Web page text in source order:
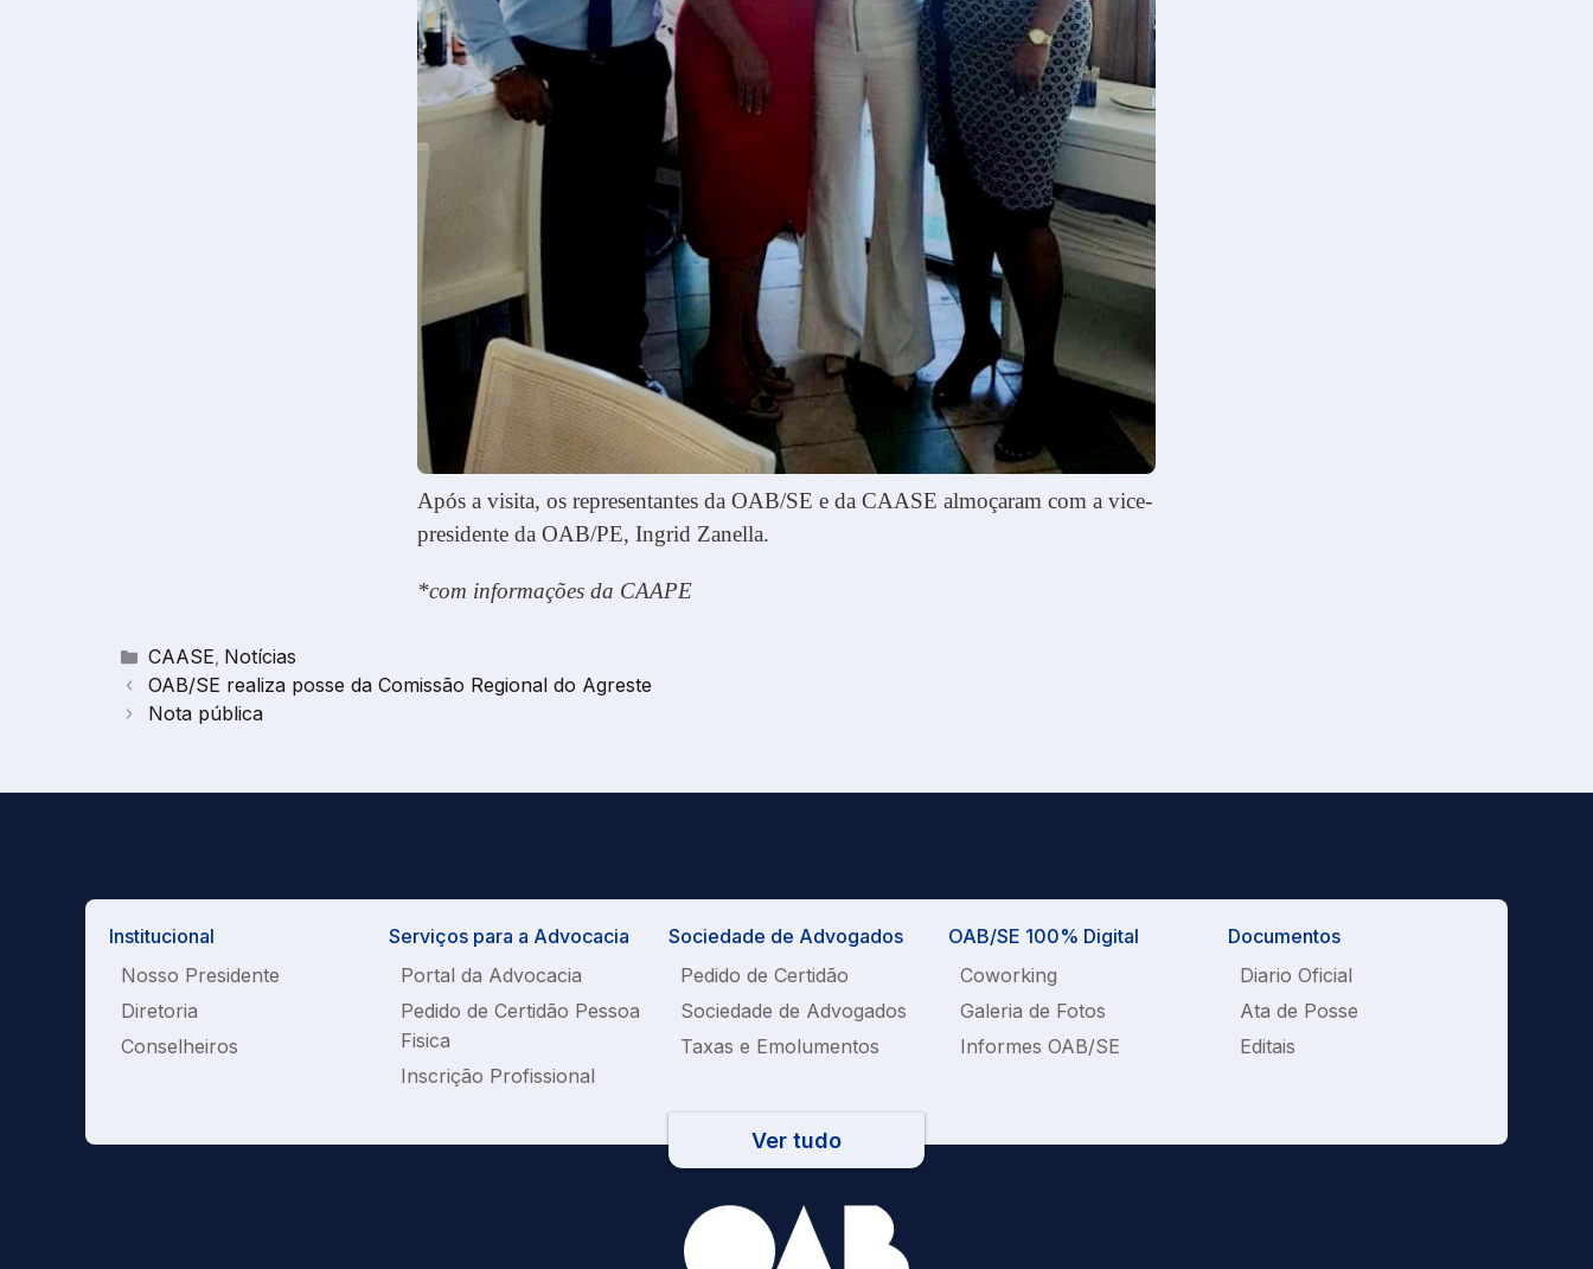
Após a visita, os representantes da OAB/SE e da CAASE almoçaram com a vice-
presidente da OAB/PE, Ingrid Zanella.
*com informações da CAAPE
Categorias
CAASE, Notícias
OAB/SE realiza posse da Comissão Regional do Agreste
Nota pública
Institucional
Nosso Presidente
Diretoria
Conselheiros
Serviços para a Advocacia
Portal da Advocacia
Pedido de Certidão Pessoa
Fisica
Inscrição Profissional
Sociedade de Advogados
Pedido de Certidão
Sociedade de Advogados
Taxas e Emolumentos
OAB/SE 100% Digital
Coworking
Galeria de Fotos
Informes OAB/SE
Documentos
Diario Oficial
Ata de Posse
Editais
Ver tudo